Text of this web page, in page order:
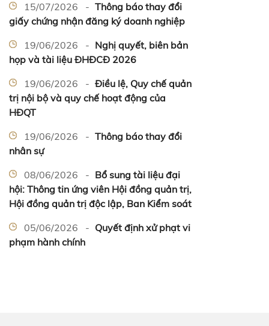
15/07/2026 - Thông báo thay đổi
giấy chứng nhận đăng ký doanh nghiệp
19/06/2026 - Nghị quyết, biên bản
họp và tài liệu ĐHĐCĐ 2026
19/06/2026 - Điều lệ, Quy chế quản
trị nội bộ và quy chế hoạt động của
HĐQT
19/06/2026 - Thông báo thay đổi
nhân sự
08/06/2026 - Bổ sung tài liệu đại
hội: Thông tin ứng viên Hội đồng quản trị,
Hội đồng quản trị độc lập, Ban Kiểm soát
05/06/2026 - Quyết định xử phạt vi
phạm hành chính